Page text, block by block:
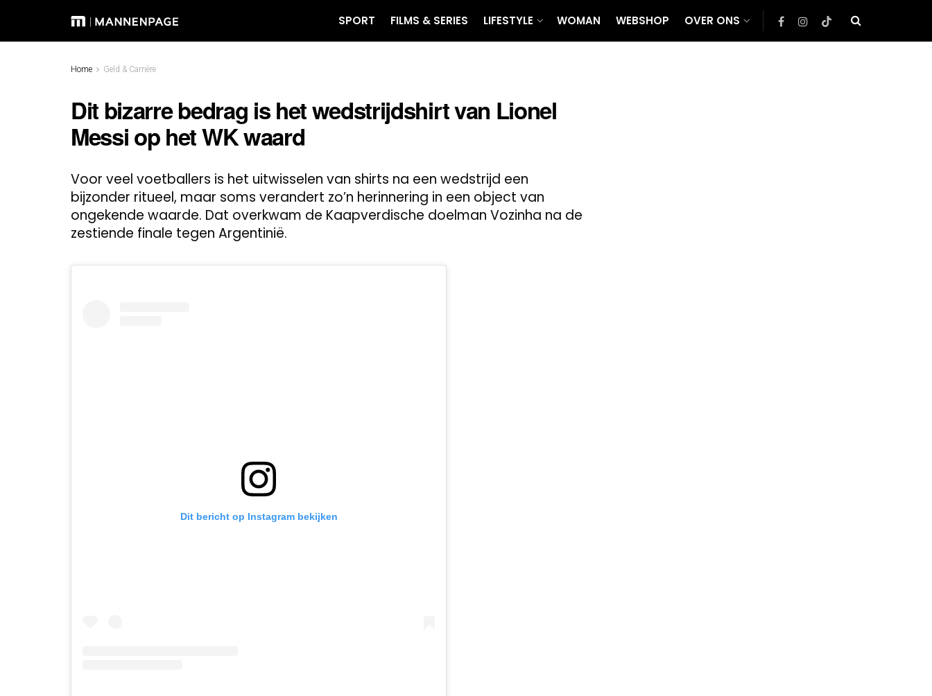
SPORT FILMS & SERIES LIFESTYLE WOMAN WEBSHOP OVER ONS
Home Geld & Carrière
Dit bizarre bedrag is het wedstrijdshirt van Lionel
Messi op het WK waard
Voor veel voetballers is het uitwisselen van shirts na een wedstrijd een
bijzonder ritueel, maar soms verandert zo’n herinnering in een object van
ongekende waarde. Dat overkwam de Kaapverdische doelman Vozinha na de
zestiende finale tegen Argentinië.
Dit bericht op Instagram bekijken